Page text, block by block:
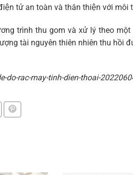
tử an toàn và thân thiện với môi
trình thu gom và xử lý theo một
tài nguyên thiên nhiên thu hồi
do-rac-may-tinh-dien-thoai-